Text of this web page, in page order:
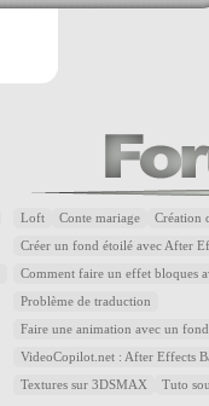
Loft Conte mariage Création
Créer un fond étoilé avec After
Comment faire un effet bloques
Problème de traduction
Faire une animation avec un
VideoCopilot.net : After Effects
Textures sur 3DSMAX Tuto